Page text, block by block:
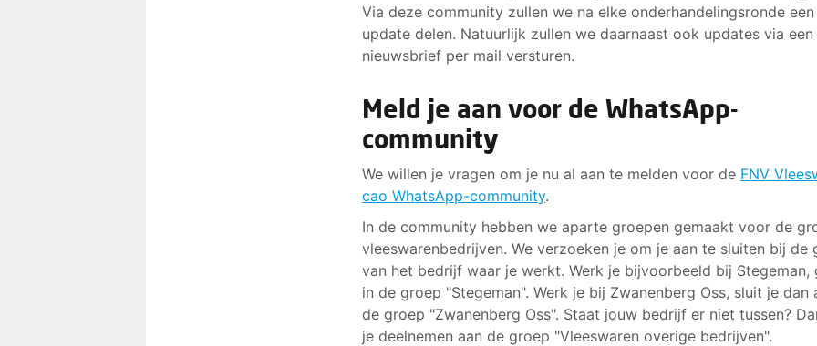
Via deze community zullen we na elke onderhandelingsronde een
update delen. Natuurlijk zullen we daarnaast ook updates via een
nieuwsbrief per mail versturen.
Meld je aan voor de WhatsApp-
community
We willen je vragen om je nu al aan te melden voor de FNV
cao WhatsApp-community.
In de community hebben we aparte groepen gemaakt voor de
vleeswarenbedrijven. We verzoeken je om je aan te sluiten bij de
van het bedrijf waar je werkt. Werk je bijvoorbeeld bij Stegeman,
in de groep "Stegeman". Werk je bij Zwanenberg Oss, sluit je dan
de groep "Zwanenberg Oss". Staat jouw bedrijf er niet tussen?
je deelnemen aan de groep "Vleeswaren overige bedrijven".